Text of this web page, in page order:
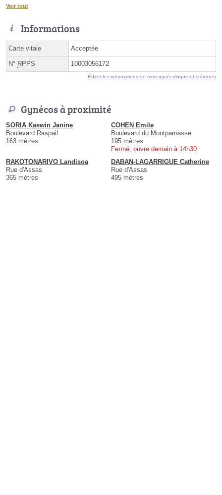
Voir tout
Informations
Carte vitale Acceptée
N° RPPS 10003056172
Éditer les informations de mon gynécologue-obstétricien
Gynécos à proximité
SORIA Kaswin Janine
Boulevard Raspail
163 mètres
COHEN Emile
Boulevard du Montparnasse
195 mètres
Fermé, ouvre demain à 14h30
RAKOTONARIVO Landisoa
Rue d'Assas
365 mètres
DABAN-LAGARRIGUE Catherine
Rue d'Assas
495 mètres